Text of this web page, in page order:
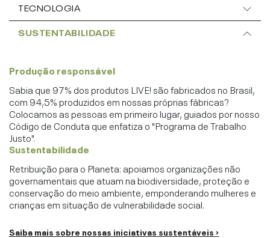
TECNOLOGIA
SUSTENTABILIDADE
Produção responsável
Sabia que 97% dos produtos LIVE! são fabricados no Brasil,
com 94,5% produzidos em nossas próprias fábricas?
Colocamos as pessoas em primeiro lugar, guiados por nosso
Código de Conduta que enfatiza o "Programa de Trabalho
Justo".
Sustentabilidade
Retribuição para o Planeta: apoiamos organizações não
governamentais que atuam na biodiversidade, proteção e
conservação do meio ambiente, emponderando mulheres e
crianças em situação de vulnerabilidade social.
Saiba mais sobre nossas iniciativas sustentáveis ›